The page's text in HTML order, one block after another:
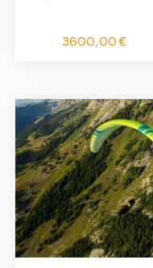
3600,00€